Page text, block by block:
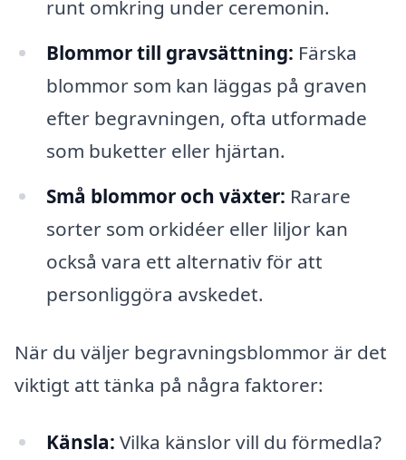
runt omkring under ceremonin.
Blommor till gravsättning: Färska
blommor som kan läggas på graven
efter begravningen, ofta utformade
som buketter eller hjärtan.
Små blommor och växter: Rarare
sorter som orkidéer eller liljor kan
också vara ett alternativ för att
personliggöra avskedet.
När du väljer begravningsblommor är det
viktigt att tänka på några faktorer:
Känsla: Vilka känslor vill du förmedla?